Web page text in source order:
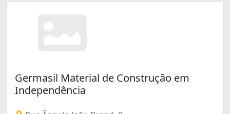
Germasil Material de Construção em
Independência